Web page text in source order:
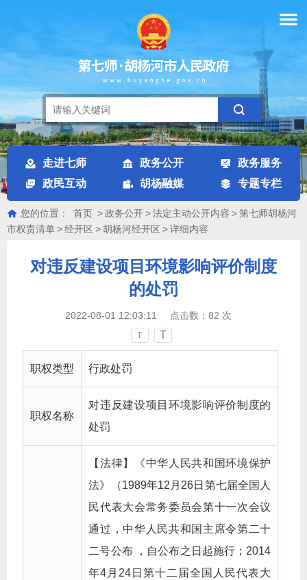
走进七师 政务公开
政务服务
政民互动
胡杨融媒 专题专栏
您的位置： 首页 >政务公开>法定主动公开内容 >第七师胡杨河
市权责清单>经开区 >胡杨河经开区 >详细内容
对违反建设项目环境影响评价制度
的处罚
2022-08-01 12:03:11 点击数： 82 次
T T
职权类型 行政处罚
职权名称
对违反建设项目环境影响评价制度的
处罚
【法律】《中华人民共和国环境保护
法》（1989年12月26日第七届全国人
民代表大会常务委员会第十一次会议
通过，中华人民共和国主席令第二十
二号公布 ，自公布之日起施行；2014
年4月24日第十二届全国人民代表大